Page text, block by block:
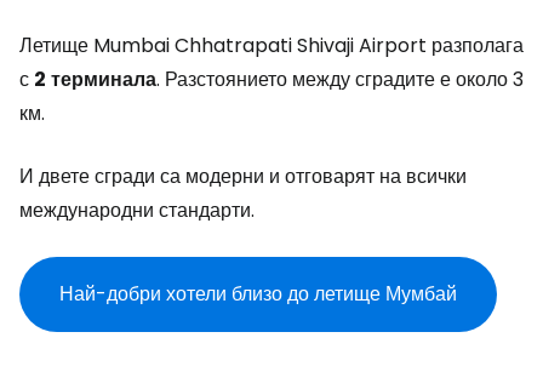
Летище Mumbai Chhatrapati Shivaji Airport разполага
с 2 терминала. Разстоянието между сградите е около 3
км.
И двете сгради са модерни и отговарят на всички
международни стандарти.
Най-добри хотели близо до летище Мумбай